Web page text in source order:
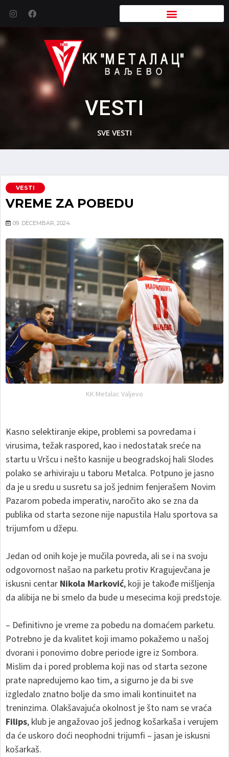
VESTI
SVE VESTI
VESTI
VREME ZA POBEDU
09. DECEMBAR, 2024.
KK Metalac Valjevo
Kasno selektiranje ekipe, problemi sa povredama i
virusima, težak raspored, kao i nedostatak sreće na
startu u Vršcu i nešto kasnije u beogradskoj hali Slodes
polako se arhiviraju u taboru Metalca. Potpuno je jasno
da je u sredu u susretu sa još jednim fenjerašem Novim
Pazarom pobeda imperativ, naročito ako se zna da
publika od starta sezone nije napustila Halu sportova sa
trijumfom u džepu.
Jedan od onih koje je mučila povreda, ali se i na svoju
odgovornost našao na parketu protiv Kragujevčana je
iskusni centar Nikola Marković, koji je takođe mišljenja
da alibija ne bi smelo da bude u mesecima koji predstoje.
– Definitivno je vreme za pobedu na domaćem parketu.
Potrebno je da kvalitet koji imamo pokažemo u našoj
dvorani i ponovimo dobre periode igre iz Sombora.
Mislim da i pored problema koji nas od starta sezone
prate napredujemo kao tim, a sigurno je da bi sve
izgledalo znatno bolje da smo imali kontinuitet na
treninzima. Olakšavajuća okolnost je što nam se vraća
Filips, klub je angažovao još jednog košarkaša i verujem
da će uskoro doći neophodni trijumfi – jasan je iskusni
košarkaš.